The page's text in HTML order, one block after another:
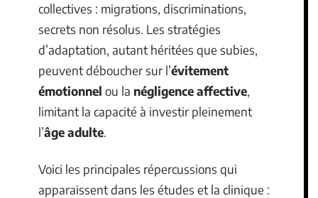
collectives : migrations, discriminations,
secrets non résolus. Les stratégies
d’adaptation, autant héritées que subies,
peuvent déboucher sur l’évitement
émotionnel ou la négligence affective,
limitant la capacité à investir pleinement
l’âge adulte.
Voici les principales répercussions qui
apparaissent dans les études et la clinique :